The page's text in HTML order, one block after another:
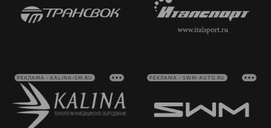
РЕКЛАМА • KALINA-SM.RU РЕКЛАМА • SWM-AUTO.RU